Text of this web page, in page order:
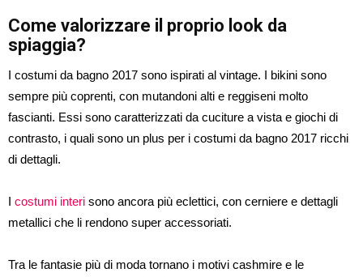
Come valorizzare il proprio look da
spiaggia?
I costumi da bagno 2017 sono ispirati al vintage. I bikini sono
sempre più coprenti, con mutandoni alti e reggiseni molto
fascianti. Essi sono caratterizzati da cuciture a vista e giochi di
contrasto, i quali sono un plus per i costumi da bagno 2017 ricchi
di dettagli.
I costumi interi sono ancora più eclettici, con cerniere e dettagli
metallici che li rendono super accessoriati.
Tra le fantasie più di moda tornano i motivi cashmire e le